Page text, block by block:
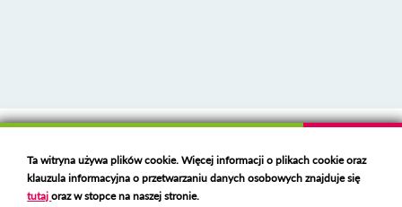
Deklaracja dostępności
Polski serwer RBL
https://polspam.pl/
Ta witryna używa plików cookie. Więcej informacji o plikach cookie oraz
klauzula informacyjna o przetwarzaniu danych osobowych znajduje się
tutajoraz w stopce na naszej stronie.